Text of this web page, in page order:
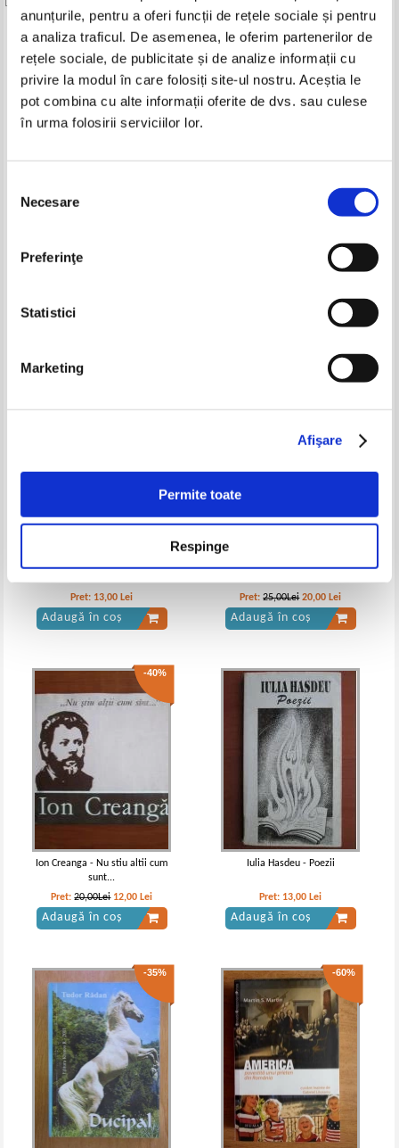
anunțurile, pentru a oferi funcții de rețele sociale și pentru
a analiza traficul. De asemenea, le oferim partenerilor de
rețele sociale, de publicitate și de analize informații cu
privire la modul în care folosiți site-ul nostru. Aceștia le
pot combina cu alte informații oferite de dvs. sau culese
în urma folosirii serviciilor lor.
consimțământului
Necesare
Preferinţe
Statistici
Marketing
Afişare
Permite toate
Respinge
Produse din aceeasi categorie
George Calinescu - Opere
Adaugă în coș
-30%
Mircea Eliade - Romanul
Lei
Pret: 13,00 Lei
Adaugă în coș
-20%
Pret:25,00Lei 20,00 Lei
Adaugă în coș
-40%
Ion Creanga - Nu stiu altii cum
sunt...
Pret:20,00Lei 12,00 Lei
Adaugă în coș
Iulia Hasdeu - Poezii
Pret: 13,00 Lei
Adaugă în coș
-35% -60%